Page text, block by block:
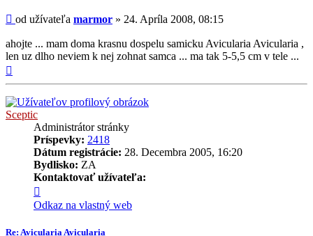
Príspevok
od užívateľa marmor » 24. Apríla 2008, 08:15
ahojte ... mam doma krasnu dospelu samicku Avicularia Avicularia ,
len uz dlho neviem k nej zohnat samca ... ma tak 5-5,5 cm v tele ...
Sceptic
Administrátor stránky
Príspevky: 2418
Dátum registrácie: 28. Decembra 2005, 16:20
Bydlisko: ZA
Kontaktovať užívateľa:
informácie
užívateľa
-
Odkaz na vlastný web
Re: Avicularia Avicularia